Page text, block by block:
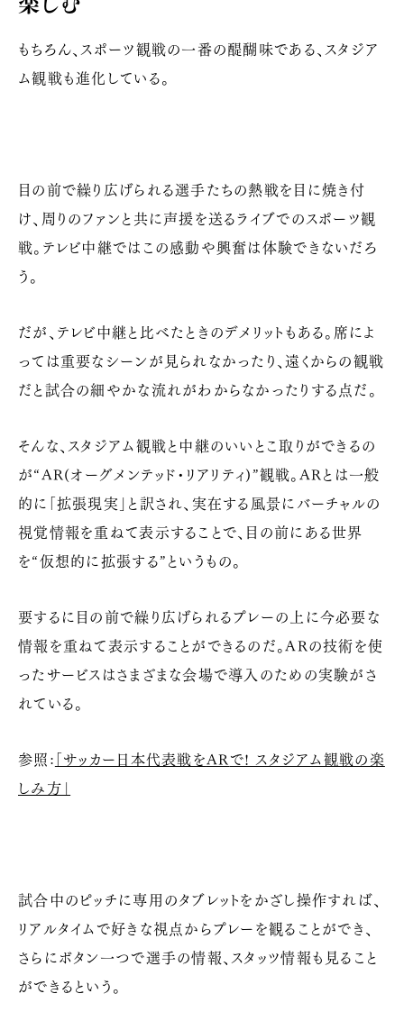
もちろん、スポーツ観戦の一番の醍醐味である、スタジア
ム観戦も進化している。
目の前で繰り広げられる選手たちの熱戦を目に焼き付
け、周りのファンと共に声援を送るライブでのスポーツ観
戦。テレビ中継ではこの感動や興奮は体験できないだろ
う。
だが、テレビ中継と比べたときのデメリットもある。席によ
っては重要なシーンが見られなかったり、遠くからの観戦
だと試合の細やかな流れがわからなかったりする点だ。
そんな、スタジアム観戦と中継のいいとこ取りができるの
が“AR(オーグメンテッド・リアリティ)”観戦。ARとは一般
的に「拡張現実」と訳され、実在する風景にバーチャルの
視覚情報を重ねて表示することで、目の前にある世界
を“仮想的に拡張する”というもの。
要するに目の前で繰り広げられるプレーの上に今必要な
情報を重ねて表示することができるのだ。ARの技術を使
ったサービスはさまざまな会場で導入のための実験がさ
れている。
参照: 「サッカー日本代表戦をARで! スタジアム観戦の楽
しみ方」
試合中のピッチに専用のタブレットをかざし操作すれば、
リアルタイムで好きな視点からプレーを観ることができ、
さらにボタン一つで選手の情報、スタッツ情報も見ること
ができるという。